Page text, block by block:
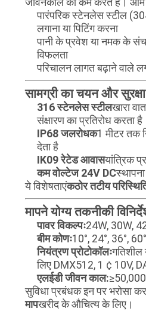
मामलों
साइटमैप
गोपनीयता
पारंपरिक स्टेनलेस स्टील
लगाना या पिटिंग करना
पानी के प्रवेश या नमक के
विफलता
परिचालन लागत बढ़ाने वाले
सामग्री का चयन और सुरक्षा
316 स्टेनलेस स्टीलखारा
संक्षारण का प्रतिरोध करता है
IP68 जलरोधक1 मीटर तक
देता है
IK09 रेटेड आवासयांत्रिक
कम वोल्टेज 24V DC
ये विशेषताएंकठोर तटीय
मापने योग्य तकनीकी
पावर विकल्पः24W, 30W,
बीम कोणः10°, 24°, 36°, 60°
नियंत्रण प्रोटोकॉलःगतिशील
लिए DMX512, 1 ¢ 10V,
एलईडी जीवन काल:
सुविधा प्रबंधक इन पर भरोसा
मापखरीद के औचित्य के लिए।